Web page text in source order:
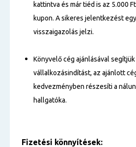
kattintva és már tiéd is az 5.000
kupon. A sikeres jelentkezést
visszaigazolás jelzi.
Könyvelő cég ajánlásával segítjük
vállalkozásindítást, az ajánlott
kedvezményben részesíti a
hallgatóka.
Fizetési könnyítések: